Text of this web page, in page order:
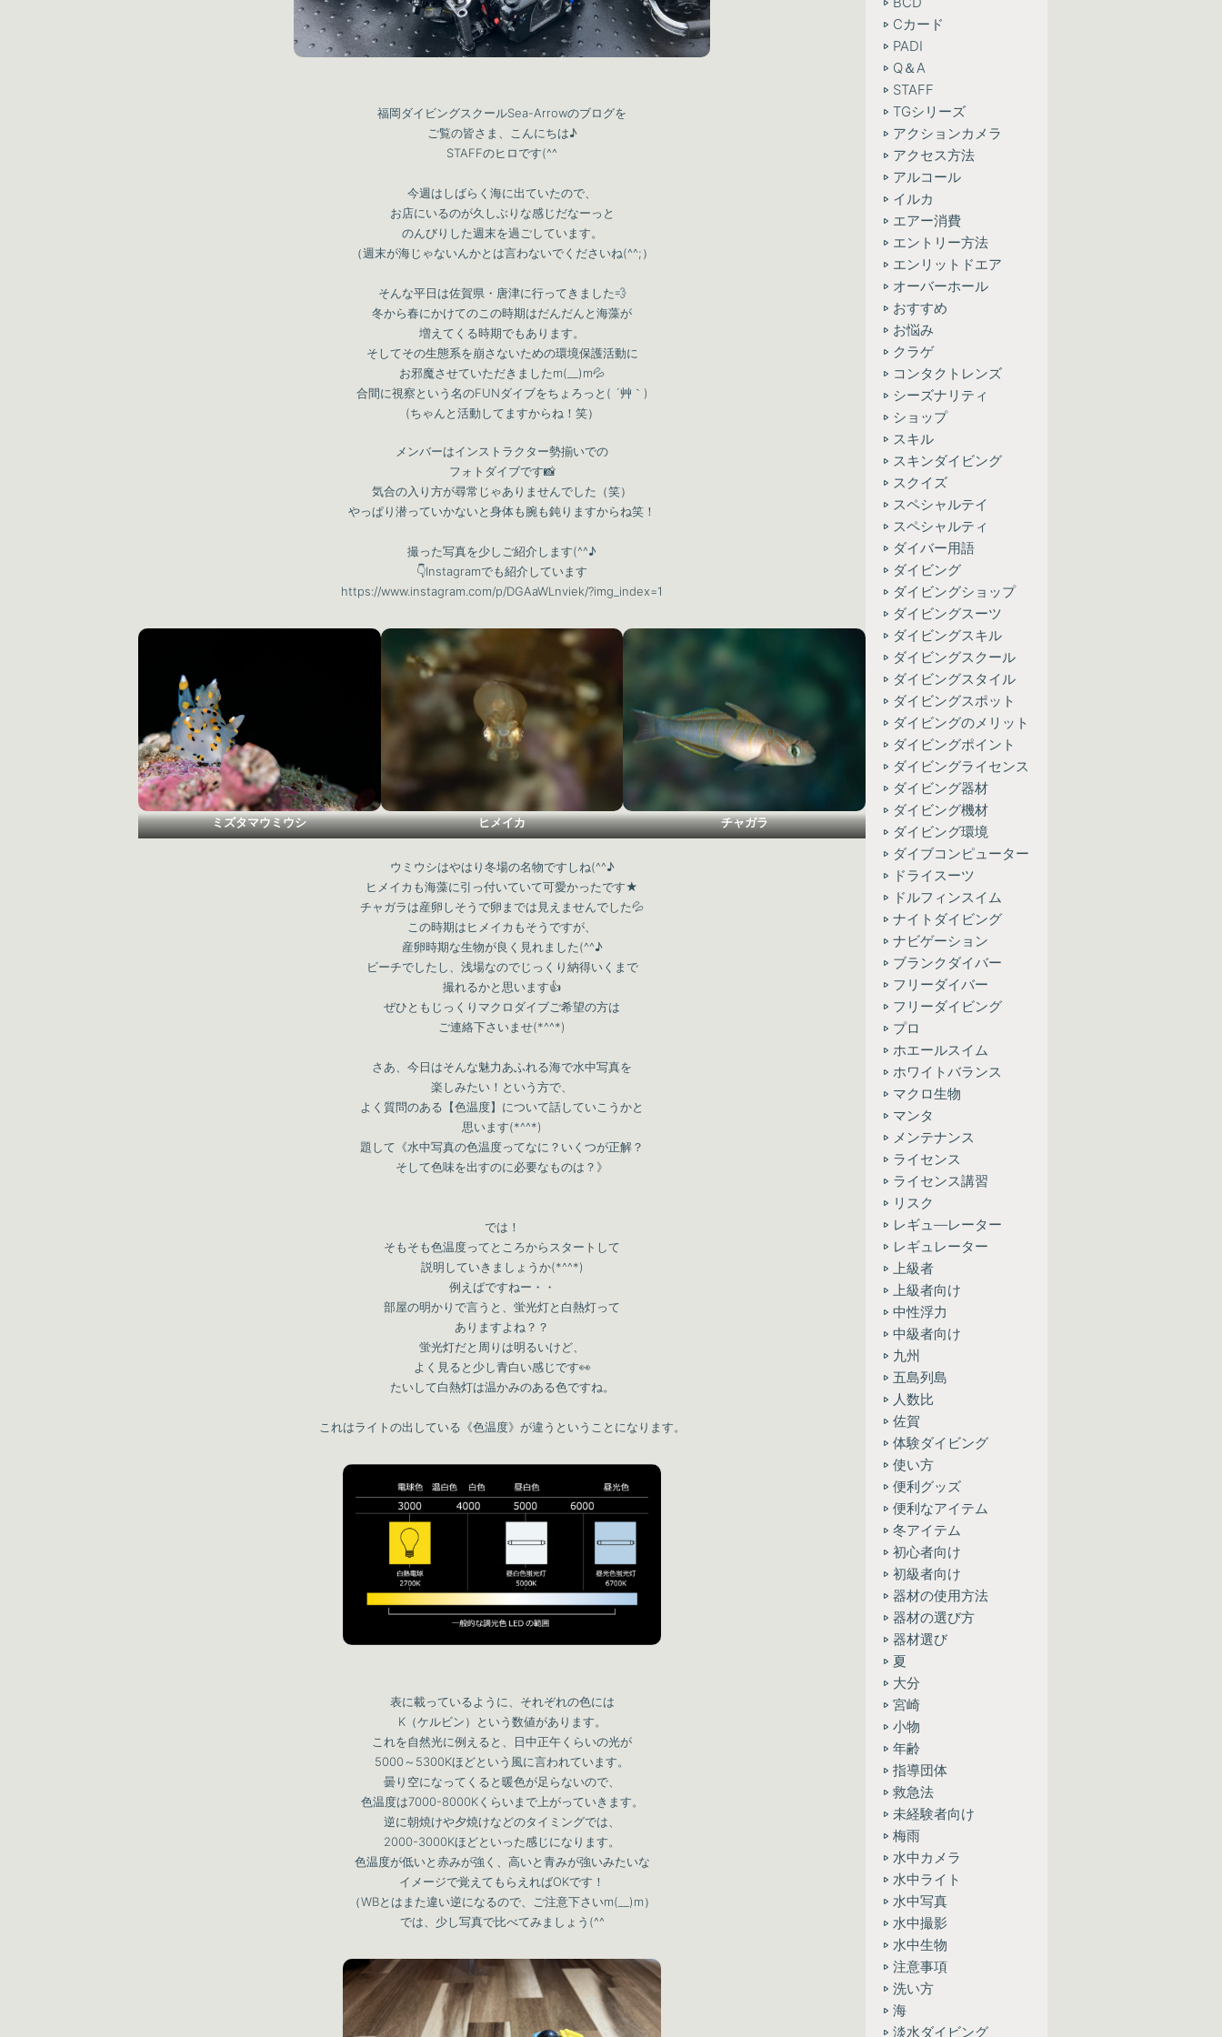
福岡ダイビングスクールSea-Arrowのブログを
ご覧の皆さま、こんにちは♪
STAFFのヒロです(^^
今週はしばらく海に出ていたので、
お店にいるのが久しぶりな感じだなーっと
のんびりした週末を過ごしています。
（週末が海じゃないんかとは言わないでくださいね(^^;）
そんな平日は佐賀県・唐津に行ってきました💨
冬から春にかけてのこの時期はだんだんと海藻が
増えてくる時期でもあります。
そしてその生態系を崩さないための環境保護活動に
お邪魔させていただきましたm(__)m💦
合間に視察という名のFUNダイブをちょろっと( ´艸｀)
(ちゃんと活動してますからね！笑）
メンバーはインストラクター勢揃いでの
フォトダイブです📸
気合の入り方が尋常じゃありませんでした（笑）
やっぱり潜っていかないと身体も腕も鈍りますからね笑！
撮った写真を少しご紹介します(^^♪
👇Instagramでも紹介しています
https://www.instagram.com/p/DGAaWLnviek/?img_index=1
ミズタマウミウシ ヒメイカ チャガラ
ウミウシはやはり冬場の名物ですしね(^^♪
ヒメイカも海藻に引っ付いていて可愛かったです★
チャガラは産卵しそうで卵までは見えませんでした💦
この時期はヒメイカもそうですが、
産卵時期な生物が良く見れました(^^♪
ビーチでしたし、浅場なのでじっくり納得いくまで
撮れるかと思います👍
ぜひともじっくりマクロダイブご希望の方は
ご連絡下さいませ(*^^*)
さあ、今日はそんな魅力あふれる海で水中写真を
楽しみたい！という方で、
よく質問のある【色温度】について話していこうかと
思います(*^^*)
題して《水中写真の色温度ってなに？いくつが正解？
そして色味を出すのに必要なものは？》
では！
そもそも色温度ってところからスタートして
説明していきましょうか(*^^*)
例えばですねー・・
部屋の明かりで言うと、蛍光灯と白熱灯って
ありますよね？？
蛍光灯だと周りは明るいけど、
よく見ると少し青白い感じです👀
たいして白熱灯は温かみのある色ですね。
これはライトの出している《色温度》が違うということになります。
表に載っているように、それぞれの色には
K（ケルビン）という数値があります。
これを自然光に例えると、日中正午くらいの光が
5000～5300Kほどという風に言われています。
曇り空になってくると暖色が足らないので、
色温度は7000-8000Kくらいまで上がっていきます。
逆に朝焼けや夕焼けなどのタイミングでは、
2000-3000Kほどといった感じになります。
色温度が低いと赤みが強く、高いと青みが強いみたいな
イメージで覚えてもらえればOKです！
（WBとはまた違い逆になるので、ご注意下さいm(__)m）
では、少し写真で比べてみましょう(^^
Cカード
PADI
Q＆A
STAFF
TGシリーズ
アクションカメラ
アクセス方法
アルコール
イルカ
エアー消費
エントリー方法
エンリットドエア
オーバーホール
おすすめ
お悩み
クラゲ
コンタクトレンズ
シーズナリティ
ショップ
スキル
スキンダイビング
スクイズ
スペシャルテイ
スペシャルティ
ダイバー用語
ダイビング
ダイビングショップ
ダイビングスーツ
ダイビングスキル
ダイビングスクール
ダイビングスタイル
ダイビングスポット
ダイビングのメリット
ダイビングポイント
ダイビングライセンス
ダイビング器材
ダイビング機材
ダイビング環境
ダイブコンピューター
ドライスーツ
ドルフィンスイム
ナイトダイビング
ナビゲーション
ブランクダイバー
フリーダイバー
フリーダイビング
プロ
ホエールスイム
ホワイトバランス
マクロ生物
マンタ
メンテナンス
ライセンス
ライセンス講習
リスク
レギュ―レーター
レギュレーター
上級者
上級者向け
中性浮力
中級者向け
九州
五島列島
人数比
佐賀
体験ダイビング
使い方
便利グッズ
便利なアイテム
冬アイテム
初心者向け
初級者向け
器材の使用方法
器材の選び方
器材選び
夏
大分
宮崎
小物
年齢
指導団体
救急法
未経験者向け
梅雨
水中カメラ
水中ライト
水中写真
水中撮影
水中生物
注意事項
洗い方
海
淡水ダイビング